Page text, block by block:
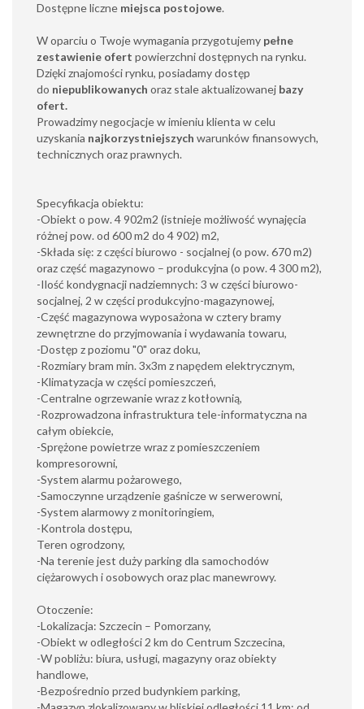
Dostępne liczne miejsca postojowe.
W oparciu o Twoje wymagania przygotujemy pełne
zestawienie ofert powierzchni dostępnych na rynku.
Dzięki znajomości rynku, posiadamy dostęp
do niepublikowanych oraz stale aktualizowanej bazy
ofert.
Prowadzimy negocjacje w imieniu klienta w celu
uzyskania najkorzystniejszych warunków finansowych,
technicznych oraz prawnych.
Specyfikacja obiektu:
-Obiekt o pow. 4 902m2 (istnieje możliwość wynajęcia
różnej pow. od 600 m2 do 4 902) m2,
-Składa się: z części biurowo - socjalnej (o pow. 670 m2)
oraz część magazynowo – produkcyjna (o pow. 4 300 m2),
-Ilość kondygnacji nadziemnych: 3 w części biurowo-
socjalnej, 2 w części produkcyjno-magazynowej,
-Część magazynowa wyposażona w cztery bramy
zewnętrzne do przyjmowania i wydawania towaru,
-Dostęp z poziomu "0" oraz doku,
-Rozmiary bram min. 3x3m z napędem elektrycznym,
-Klimatyzacja w części pomieszczeń,
-Centralne ogrzewanie wraz z kotłownią,
-Rozprowadzona infrastruktura tele-informatyczna na
całym obiekcie,
-Sprężone powietrze wraz z pomieszczeniem
kompresorowni,
-System alarmu pożarowego,
-Samoczynne urządzenie gaśnicze w serwerowni,
-System alarmowy z monitoringiem,
-Kontrola dostępu,
Teren ogrodzony,
-Na terenie jest duży parking dla samochodów
ciężarowych i osobowych oraz plac manewrowy.
Otoczenie:
-Lokalizacja: Szczecin – Pomorzany,
-Obiekt w odległości 2 km do Centrum Szczecina,
-W pobliżu: biura, usługi, magazyny oraz obiekty
handlowe,
-Bezpośrednio przed budynkiem parking,